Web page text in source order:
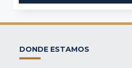
DONDE ESTAMOS